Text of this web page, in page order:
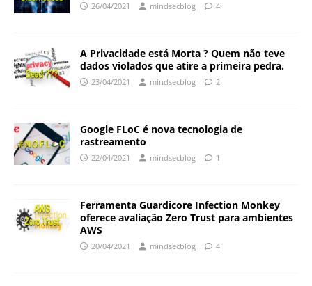
26/04/2021 mindsecblog 4
A Privacidade está Morta ? Quem não teve
dados violados que atire a primeira pedra.
23/04/2021 mindsecblog 2
Google FLoC é nova tecnologia de
rastreamento
22/04/2021 mindsecblog 1
Ferramenta Guardicore Infection Monkey
oferece avaliação Zero Trust para ambientes
AWS
20/04/2021 mindsecblog 4